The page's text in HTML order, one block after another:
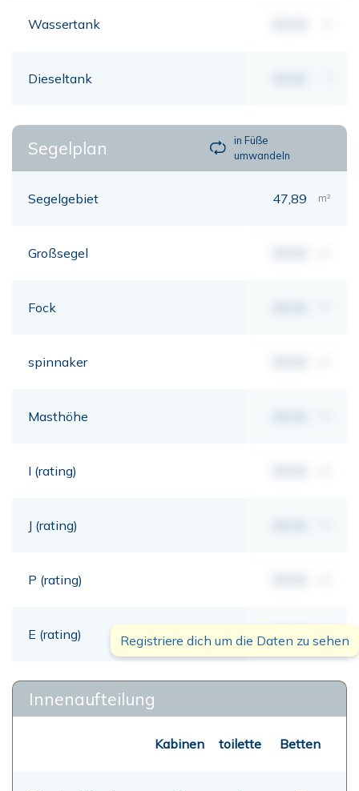
Wassertank
Dieseltank
Segelplan
in Füße
umwandeln
Segelgebiet 47,89 m²
Großsegel
Fock
spinnaker
Masthöhe
I (rating)
J (rating)
P (rating)
E (rating) 00,00 mt
Registriere dich um die Daten zu sehen
Innenaufteilung
Kabinen toilette Betten